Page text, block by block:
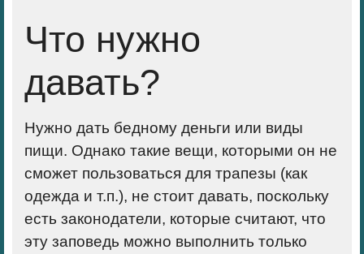
Что нужно
давать?
Нужно дать бедному деньги или виды
пищи. Однако такие вещи, которыми он не
сможет пользоваться для трапезы (как
одежда и т.п.), не стоит давать, поскольку
есть законодатели, которые считают, что
эту заповедь можно выполнить только